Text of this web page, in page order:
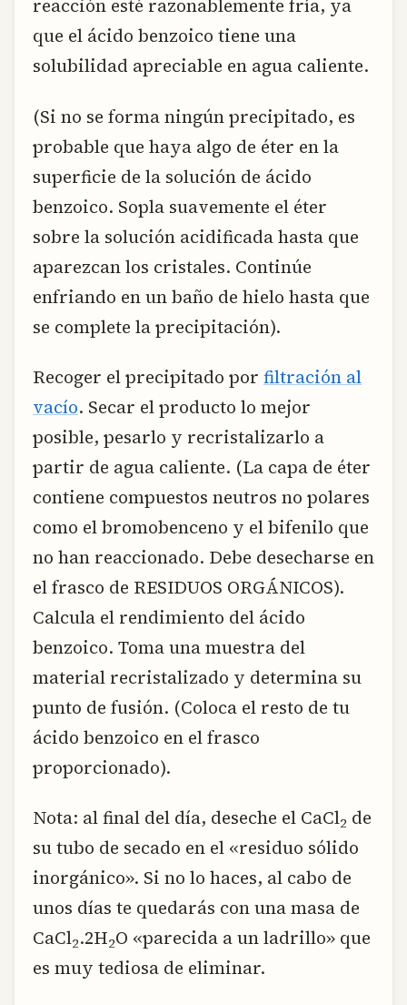
reacción esté razonablemente fría, ya
que el ácido benzoico tiene una
solubilidad apreciable en agua caliente.
(Si no se forma ningún precipitado, es
probable que haya algo de éter en la
superficie de la solución de ácido
benzoico. Sopla suavemente el éter
sobre la solución acidificada hasta que
aparezcan los cristales. Continúe
enfriando en un baño de hielo hasta que
se complete la precipitación).
Recoger el precipitado por filtración al
vacío. Secar el producto lo mejor
posible, pesarlo y recristalizarlo a
partir de agua caliente. (La capa de éter
contiene compuestos neutros no polares
como el bromobenceno y el bifenilo que
no han reaccionado. Debe desecharse en
el frasco de RESIDUOS ORGÁNICOS).
Calcula el rendimiento del ácido
benzoico. Toma una muestra del
material recristalizado y determina su
punto de fusión. (Coloca el resto de tu
ácido benzoico en el frasco
proporcionado).
Nota: al final del día, deseche el CaCl2 de
su tubo de secado en el «residuo sólido
inorgánico». Si no lo haces, al cabo de
unos días te quedarás con una masa de
CaCl2.2H2O «parecida a un ladrillo» que
es muy tediosa de eliminar.